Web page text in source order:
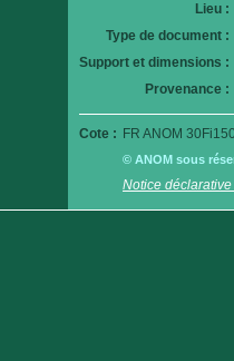
Lieu :
Type de document :
Support et dimensions :
Provenance :
Cote : FR ANOM
© ANOM sous
Notice